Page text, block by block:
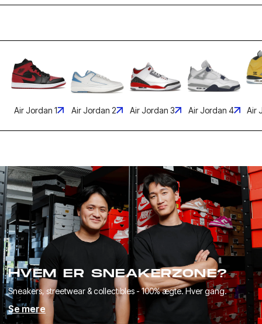
Air Jordan 1 Air Jordan 2 Air Jordan 3 Air Jordan 4 Air
HVEM ER SNEAKERZONE?
Sneakers, streetwear & collectibles - 100% ægte. Hver gang.
Se mere